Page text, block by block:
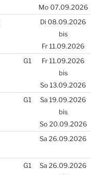
Mo 07.09.2026
Di 08.09.2026
bis
Fr 11.09.2026
G1
Fr 11.09.2026
bis
So 13.09.2026
G1
Sa 19.09.2026
bis
So 20.09.2026
Sa 26.09.2026
G1
Sa 26.09.2026